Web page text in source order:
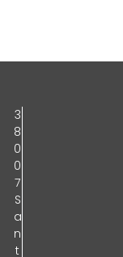
3
8
0
0
7
S
a
n
t